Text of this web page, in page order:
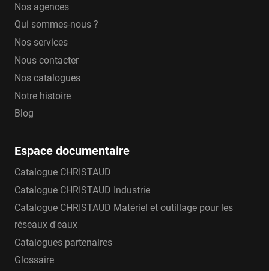
Nos agences
Qui sommes-nous ?
Nos services
Nous contacter
Nos catalogues
Notre histoire
Blog
Espace documentaire
Catalogue CHRISTAUD
Catalogue CHRISTAUD Industrie
Catalogue CHRISTAUD Matériel et outillage pour les
réseaux d'eaux
Catalogues partenaires
Glossaire